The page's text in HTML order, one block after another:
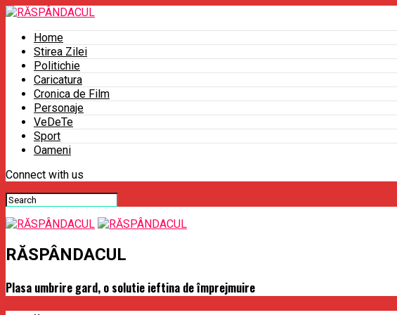
Home
Stirea Zilei
Politichie
Caricatura
Cronica de Film
Personaje
VeDeTe
Sport
Oameni
Connect with us
RĂSPÂNDACUL
Plasa umbrire gard, o solutie ieftina de împrejmuire